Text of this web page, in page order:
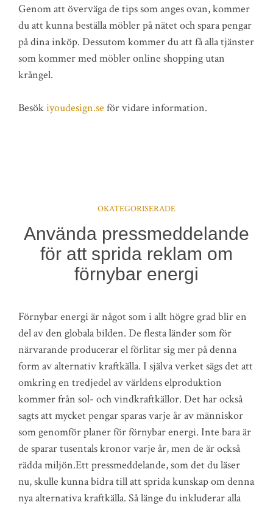
Genom att överväga de tips som anges ovan, kommer
du att kunna beställa möbler på nätet och spara pengar
på dina inköp. Dessutom kommer du att få alla tjänster
som kommer med möbler online shopping utan
krångel.
Besökiyoudesign.se för vidare information.
OKATEGORISERADE
Använda pressmeddelande
för att sprida reklam om
förnybar energi
Förnybar energi är något som i allt högre grad blir en
del av den globala bilden. De flesta länder som för
närvarande producerar el förlitar sig mer på denna
form av alternativ kraftkälla. I själva verket sägs det att
omkring en tredjedel av världens elproduktion
kommer från sol- och vindkraftkällor. Det har också
sagts att mycket pengar sparas varje år av människor
som genomför planer för förnybar energi. Inte bara är
de sparar tusentals kronor varje år, men de är också
rädda miljön.Ett pressmeddelande, som det du läser
nu, skulle kunna bidra till att sprida kunskap om denna
nya alternativa kraftkälla. Så länge du inkluderar alla